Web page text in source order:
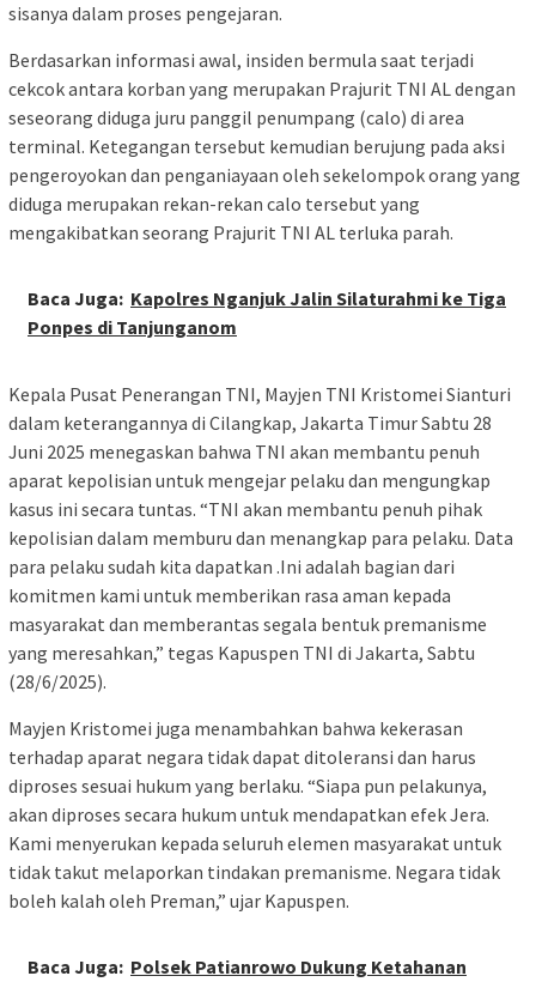
sisanya dalam proses pengejaran.
Berdasarkan informasi awal, insiden bermula saat terjadi
cekcok antara korban yang merupakan Prajurit TNI AL dengan
seseorang diduga juru panggil penumpang (calo) di area
terminal. Ketegangan tersebut kemudian berujung pada aksi
pengeroyokan dan penganiayaan oleh sekelompok orang yang
diduga merupakan rekan-rekan calo tersebut yang
mengakibatkan seorang Prajurit TNI AL terluka parah.
Baca Juga: Kapolres Nganjuk Jalin Silaturahmi ke Tiga
Ponpes di Tanjunganom
Kepala Pusat Penerangan TNI, Mayjen TNI Kristomei Sianturi
dalam keterangannya di Cilangkap, Jakarta Timur Sabtu 28
Juni 2025 menegaskan bahwa TNI akan membantu penuh
aparat kepolisian untuk mengejar pelaku dan mengungkap
kasus ini secara tuntas. “TNI akan membantu penuh pihak
kepolisian dalam memburu dan menangkap para pelaku. Data
para pelaku sudah kita dapatkan .Ini adalah bagian dari
komitmen kami untuk memberikan rasa aman kepada
masyarakat dan memberantas segala bentuk premanisme
yang meresahkan,” tegas Kapuspen TNI di Jakarta, Sabtu
(28/6/2025).
Mayjen Kristomei juga menambahkan bahwa kekerasan
terhadap aparat negara tidak dapat ditoleransi dan harus
diproses sesuai hukum yang berlaku. “Siapa pun pelakunya,
akan diproses secara hukum untuk mendapatkan efek Jera.
Kami menyerukan kepada seluruh elemen masyarakat untuk
tidak takut melaporkan tindakan premanisme. Negara tidak
boleh kalah oleh Preman,” ujar Kapuspen.
Baca Juga: Polsek Patianrowo Dukung Ketahanan